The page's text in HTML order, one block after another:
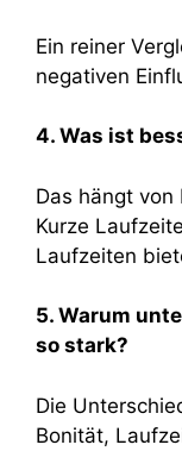
Ein reiner
negativen
4. Was ist
Das hängt von
Kurze
Laufzeiten
5. Warum
so stark?
Die
Bonität,